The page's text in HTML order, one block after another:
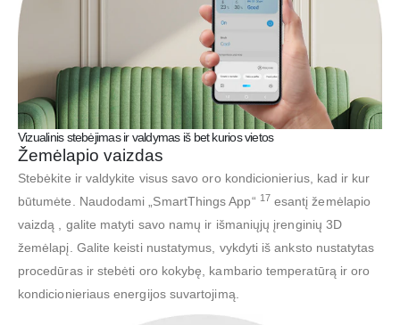
Vizualinis stebėjimas ir valdymas iš bet kurios vietos
Žemėlapio vaizdas
Stebėkite ir valdykite visus savo oro kondicionierius, kad ir kur
būtumėte. Naudodami „SmartThings App“ 17 esantį žemėlapio
vaizdą , galite matyti savo namų ir išmaniųjų įrenginių 3D
žemėlapį. Galite keisti nustatymus, vykdyti iš anksto nustatytas
procedūras ir stebėti oro kokybę, kambario temperatūrą ir oro
kondicionieriaus energijos suvartojimą.